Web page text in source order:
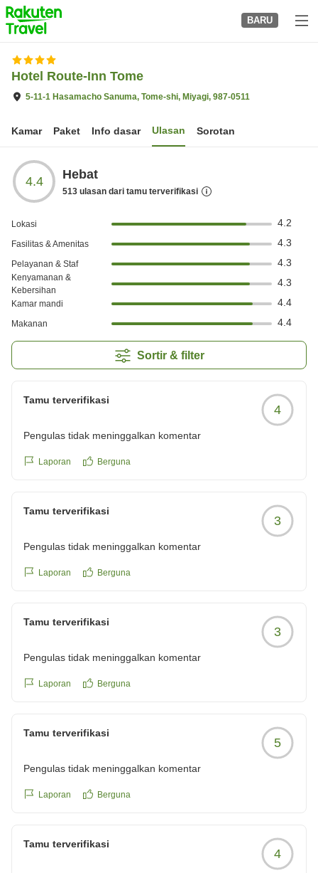
to
top
page
BARU
Hotel Route-Inn Tome
5-11-1 Hasamacho Sanuma, Tome-shi, Miyagi, 987-0511
Kamar Paket Info dasar Ulasan Sorotan
4.4 Hebat
513 ulasan dari tamu terverifikasi
Lokasi 4.2
Fasilitas & Amenitas 4.3
Pelayanan & Staf 4.3
Kenyamanan &
Kebersihan
4.3
Kamar mandi 4.4
Makanan 4.4
Sortir & filter
Tamu terverifikasi
4
Pengulas tidak meninggalkan komentar
Laporan Berguna
Tamu terverifikasi
3
Pengulas tidak meninggalkan komentar
Laporan Berguna
Tamu terverifikasi
3
Pengulas tidak meninggalkan komentar
Laporan Berguna
Tamu terverifikasi
5
Pengulas tidak meninggalkan komentar
Laporan Berguna
Tamu terverifikasi
4